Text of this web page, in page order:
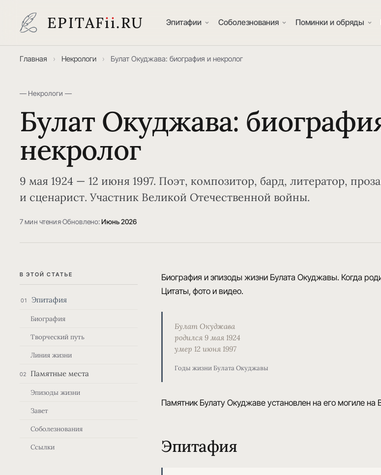
EPITAFii.RU Эпитафии Соболезнования Поминки и обряды
Главная › Некрологи › Булат Окуджава: биография и некролог
— Некрологи —
Булат Окуджава:
некролог
9 мая 1924 — 12 июня 1997. Поэт, композитор, бард, литератор,
и сценарист. Участник Великой Отечественной войны.
7 мин чтения·Обновлено:Июнь 2026
В ЭТОЙ СТАТЬЕ
01 Эпитафия
Биография
Творческий путь
Линия жизни
02 Памятные места
Эпизоды жизни
Завет
Соболезнования
Ссылки
Биография и эпизоды жизни Булата Окуджавы. Когда
Цитаты, фото и видео.
Булат Окуджава
родился 9 мая 1924
умер 12 июня 1997
Годы жизни Булата Окуджавы
Памятник Булату Окуджаве установлен на его могиле
Эпитафия